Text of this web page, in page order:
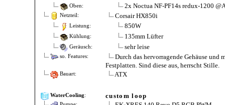
Oben: 2x Noctua NF-PF14s redux-1200
Netzteil: Corsair HX850i
Leistung: 850W
Kühlung: 135mm Lüfter
Geräusch: sehr leise
so. Features:
Durch das hervorragende Gehäuse und
Festplatten. Sind diese aus, herrscht Stille.
Bauart: ATX
WaterCooling: custom loop